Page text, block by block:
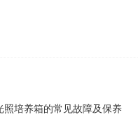
照培养箱的常见故障及保养